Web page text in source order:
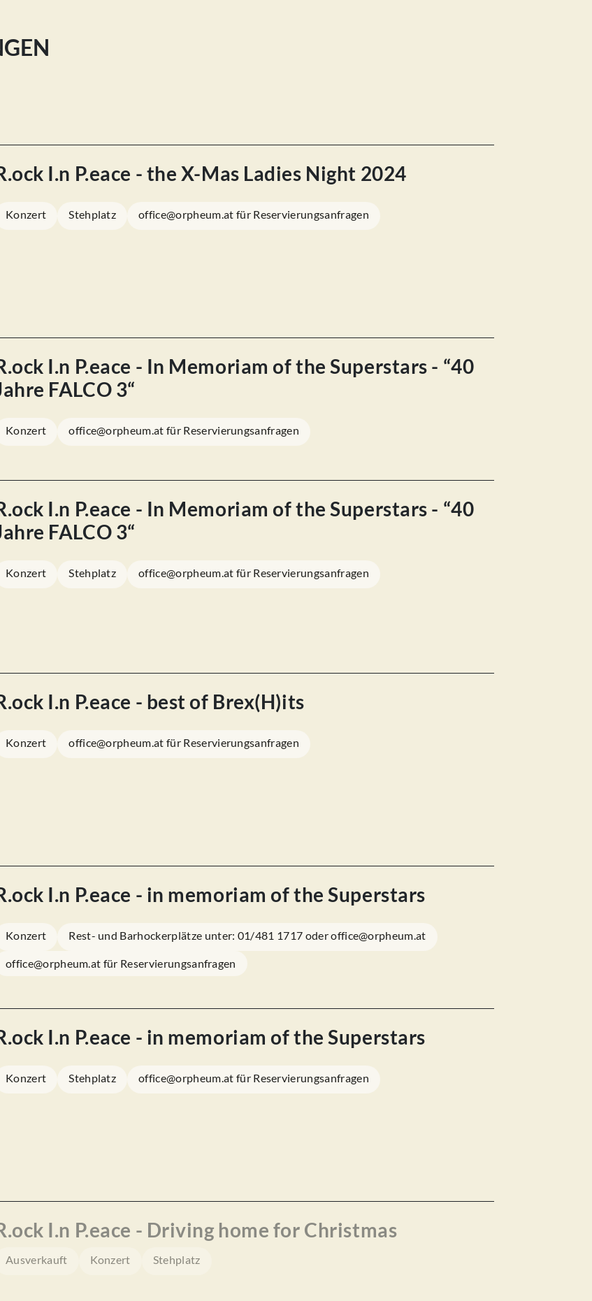
I.n P.eace - the X-Mas Ladies Night 2024
Konzert Stehplatz office@orpheum.at für Reservierungsanfragen
I.n P.eace - In Memoriam of the Superstars - “40
FALCO 3“
Konzert office@orpheum.at für Reservierungsanfragen
I.n P.eace - In Memoriam of the Superstars - “40
FALCO 3“
Konzert Stehplatz office@orpheum.at für Reservierungsanfragen
I.n P.eace - best of Brex(H)its
Konzert office@orpheum.at für Reservierungsanfragen
I.n P.eace - in memoriam of the Superstars
Konzert Rest- und Barhockerplätze unter: 01/481 1717 oder office@orpheum.at
office@orpheum.at für Reservierungsanfragen
I.n P.eace - in memoriam of the Superstars
Konzert Stehplatz office@orpheum.at für Reservierungsanfragen
I.n P.eace - Driving home for Christmas
Ausverkauft Konzert Stehplatz